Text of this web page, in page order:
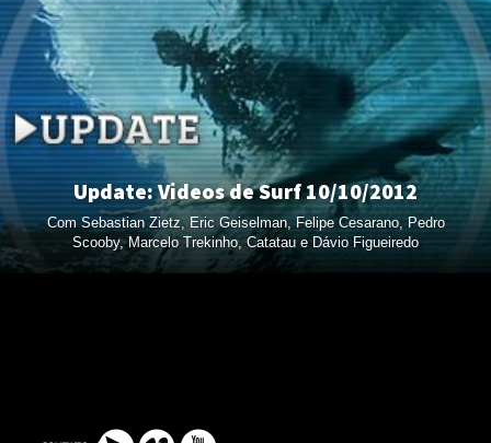
Update: Videos de Surf 10/10/2012
Com Sebastian Zietz, Eric Geiselman, Felipe Cesarano, Pedro
Scooby, Marcelo Trekinho, Catatau e Dávio Figueiredo